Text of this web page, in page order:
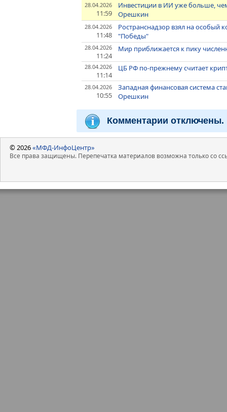
28.04.2026
11:59
Инвестиции в ИИ уже больше,
Орешкин
28.04.2026
11:48
Ространснадзор взял на особый
"Победы"
28.04.2026
11:24
Мир приближается к пику
28.04.2026
11:14
ЦБ РФ по-прежнему считает
28.04.2026
10:55
Западная финансовая система
Орешкин
Комментарии отключены.
© 2026«МФД-ИнфоЦентр»
Все права защищены. Перепечатка материалов возможна только со